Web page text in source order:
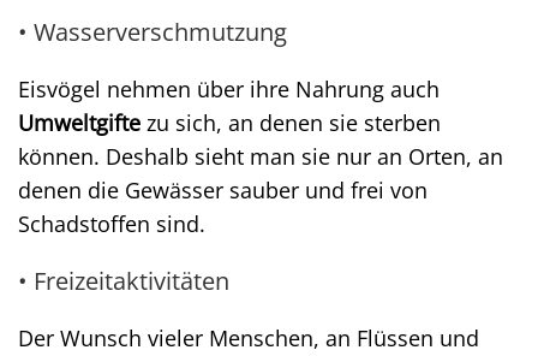
• Wasserverschmutzung
Eisvögel nehmen über ihre Nahrung auch
Umweltgifte zu sich, an denen sie sterben
können. Deshalb sieht man sie nur an Orten, an
denen die Gewässer sauber und frei von
Schadstoffen sind.
• Freizeitaktivitäten
Der Wunsch vieler Menschen, an Flüssen und